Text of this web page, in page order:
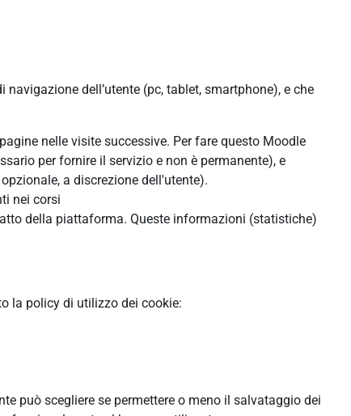
dell’utente (pc, tablet, smartphone), e che
nelle visite successive. Per fare questo Moodle
per fornire il servizio e non è permanente), e
a discrezione dell'utente).
nei corsi
della piattaforma. Queste informazioni (statistiche)
la policy di utilizzo dei cookie:
può scegliere se permettere o meno il salvataggio dei